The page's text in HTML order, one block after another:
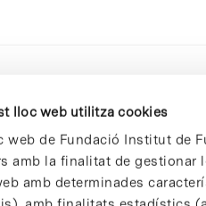
lloc web utilitza cookies
web de Fundació Institut de
amb la finalitat de gestionar
amb determinades